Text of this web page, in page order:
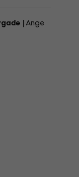
| Ange